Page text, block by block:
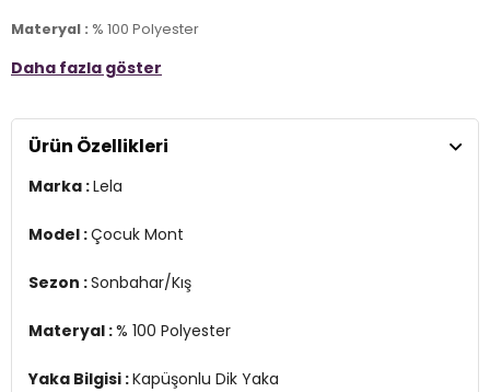
Materyal : % 100 Polyester
Yaka Bilgisi :Kapüşonlu Dik Yaka
Kol Bilgisi :Uzun Kol
Cep Bilgisi :Cepli
Detay :
-Çıkarılabilir kapüşon
-Elastik manşetler sayesinde içeriye soğuk hava girmesini
-Model 137 cm boyunda 32 kg olup 9 yaş giymektedir
4DK15763028.12
Daha fazla göster
Ürün Özellikleri
Marka :Lela
Model :Çocuk Mont
Sezon :Sonbahar/Kış
Materyal :% 100 Polyester
Yaka Bilgisi :Kapüşonlu Dik Yaka